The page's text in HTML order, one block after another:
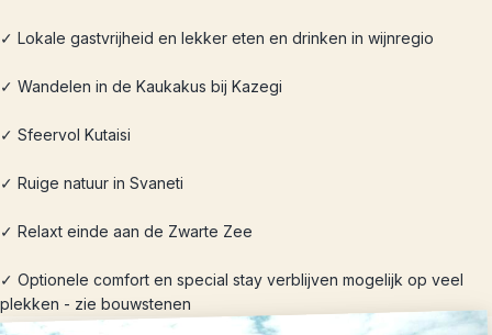
✓ Lokale gastvrijheid en lekker eten en drinken in wijnregio
✓ Wandelen in de Kaukakus bij Kazegi
✓ Sfeervol Kutaisi
✓ Ruige natuur in Svaneti
✓ Relaxt einde aan de Zwarte Zee
✓ Optionele comfort en special stay verblijven mogelijk op veel
plekken - zie bouwstenen